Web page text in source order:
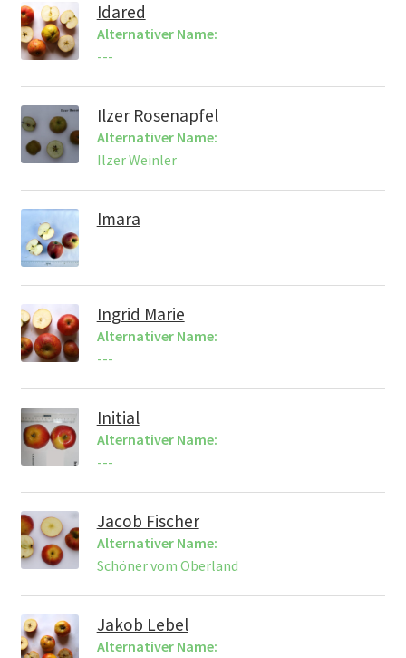
Idared
Alternativer Name:
---
Ilzer Rosenapfel
Alternativer Name:
Ilzer Weinler
Imara
Ingrid Marie
Alternativer Name:
---
Initial
Alternativer Name:
---
Jacob Fischer
Alternativer Name:
Schöner vom Oberland
Jakob Lebel
Alternativer Name: